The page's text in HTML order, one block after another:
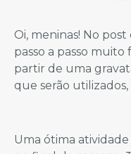
Oi, meninas! No
passo a passo muito
partir de uma
que serão
Uma ótima